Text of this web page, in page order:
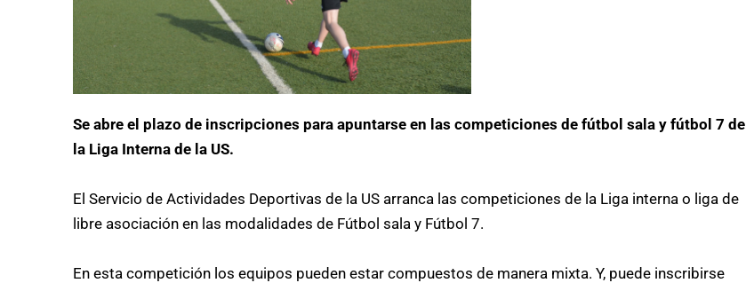
Se abre el plazo de inscripciones para apuntarse en las competiciones de fútbol sala y fútbol 7 de
la Liga Interna de la US.
El Servicio de Actividades Deportivas de la US arranca las competiciones de la Liga interna o liga de
libre asociación en las modalidades de Fútbol sala y Fútbol 7.
En esta competición los equipos pueden estar compuestos de manera mixta. Y, puede inscribirse